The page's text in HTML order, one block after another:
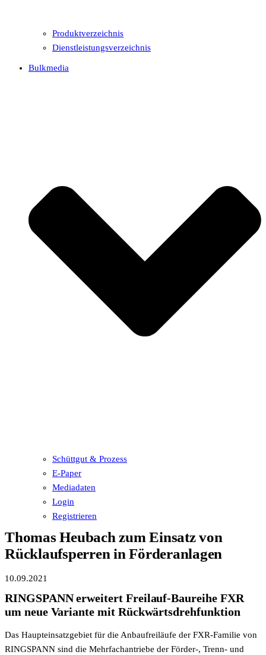
Produktverzeichnis
Dienstleistungsverzeichnis
Bulkmedia
Schüttgut & Prozess
E-Paper
Mediadaten
Login
Registrieren
Thomas Heubach zum Einsatz von
Rücklaufsperren in Förderanlagen
10.09.2021
RINGSPANN erweitert Freilauf-Baureihe FXR
um neue Variante mit Rückwärtsdrehfunktion
Das Haupteinsatzgebiet für die Anbaufreiläufe der FXR-Familie von
RINGSPANN sind die Mehrfachantriebe der Förder-, Trenn- und